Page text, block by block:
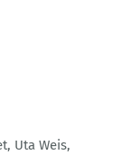
, Uta Weis,